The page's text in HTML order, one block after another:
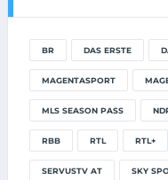
BR DAS ERSTE
MAGENTASPORT
MLS SEASON PASS
RBB RTL RTL+
SERVUSTV AT SKY